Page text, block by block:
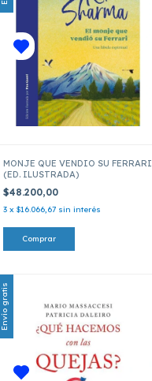
MONJE QUE VENDIO SU FERRARI
(ED. ILUSTRADA)
$48.200,00
3 x $16.066,67 sin interés
Envío gratis